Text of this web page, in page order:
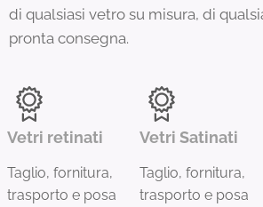
di qualsiasi vetro su misura, di
pronta consegna.
Vetri retinati
Taglio, fornitura,
trasporto e posa
Vetri Satinati
Taglio, fornitura,
trasporto e posa